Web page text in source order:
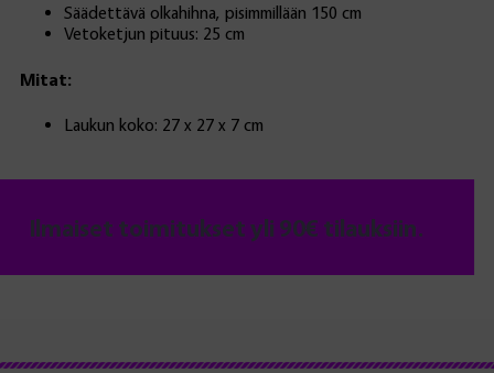
Säädettävä olkahihna, pisimmillään 150 cm
Vetoketjun pituus: 25 cm
Mitat:
Laukun koko: 27 x 27 x 7 cm
Ilmaiset toimitukset yli 90€ tilauksiin.